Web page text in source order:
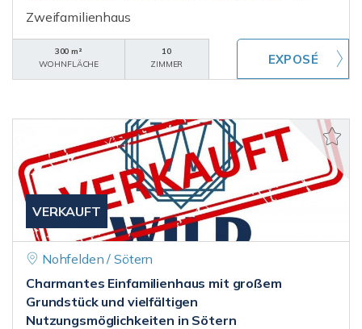
Zweifamilienhaus
300 m²
WOHNFLÄCHE
10
ZIMMER
VERKAUFT
Nohfelden / Sötern
Charmantes Einfamilienhaus mit großem
Grundstück und vielfältigen
Nutzungsmöglichkeiten in Sötern